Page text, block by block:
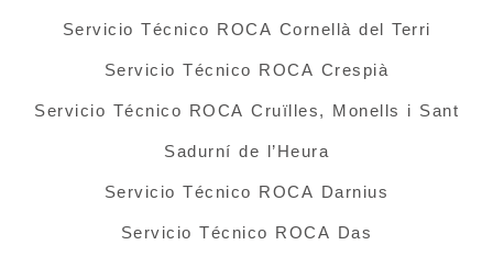
Servicio Técnico ROCA Cornellà del Terri
Servicio Técnico ROCA Crespià
Servicio Técnico ROCA Cruïlles, Monells i Sant
Sadurní de l’Heura
Servicio Técnico ROCA Darnius
Servicio Técnico ROCA Das